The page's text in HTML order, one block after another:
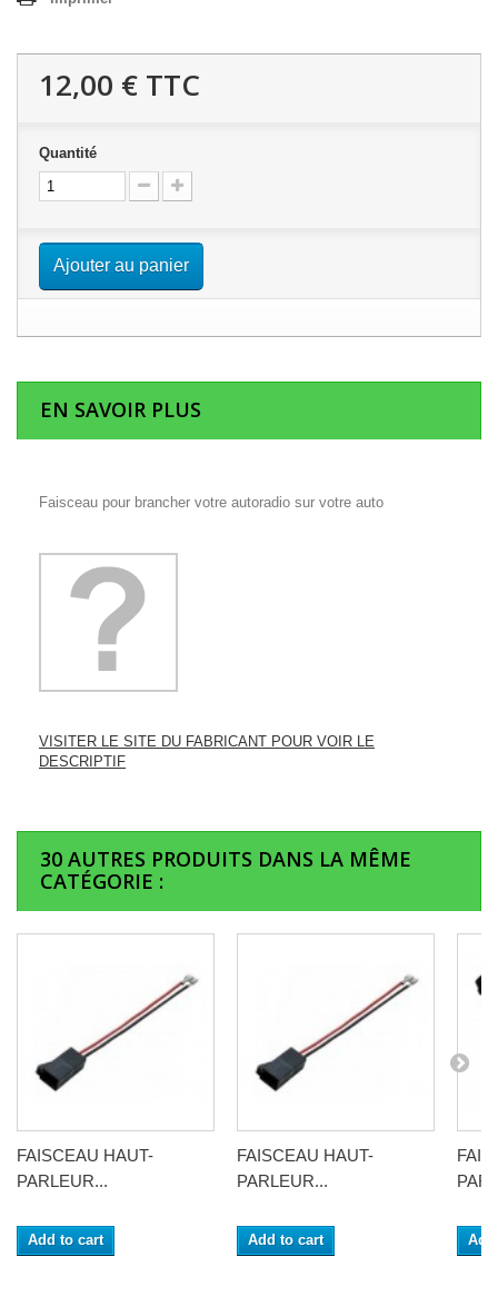
12,00 € TTC
Quantité
Ajouter au panier
EN SAVOIR PLUS
Faisceau pour brancher votre autoradio sur votre auto
VISITER LE SITE DU FABRICANT POUR VOIR LE
DESCRIPTIF
30 AUTRES PRODUITS DANS LA MÊME
CATÉGORIE :
FAISCEAU HAUT-
PARLEUR...
Add to cart
FAISCEAU HAUT-
PARLEUR...
Add to cart